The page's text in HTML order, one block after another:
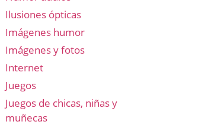
Ilusiones ópticas
Imágenes humor
Imágenes y fotos
Internet
Juegos
Juegos de chicas, niñas y
muñecas